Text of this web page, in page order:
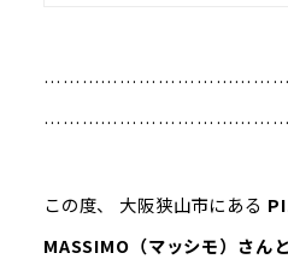
この度、 大阪狭山市にある
MASSIMO（マッシモ）さん